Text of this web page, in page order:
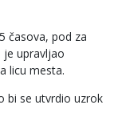
časova, pod za
upravljao
licu mesta.
bi se utvrdio uzrok